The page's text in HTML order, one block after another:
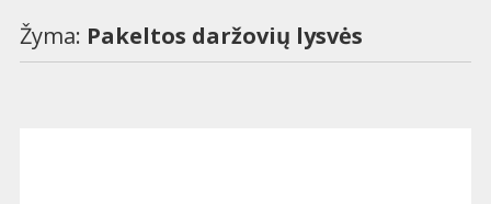
Žyma: Pakeltos daržovių lysvės